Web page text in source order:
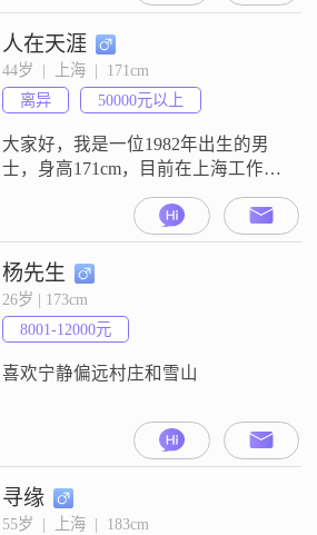
徒步，也爱骑行，休息的时候会出
门走走，或者去外面旅行##3002##
平时也会自己动手做菜烹饪，比较
注重健康养生##3002##生活中我性
格乐观积极，随和易相处，待人真
诚可靠
人在天涯
44岁  |  上海  |  171cm
离异
50000元以上
大家好，我是一位1982年出生的男
士，身高171cm，目前在上海工作。
我的月收入在50000元以上，能够保
证稳定的生活。虽然我的学历是高
中及以下，但我一直保持着学习的
热情，不断提升自己。我性格幽默
风趣，善于与人沟通，总能在轻松
愉快的氛围中拉近与他人的距离。
同时，我也非常理性冷静，在处理
问题时能够客观分析，做出明智的
杨先生
26岁 | 173cm
8001-12000元
喜欢宁静偏远村庄和雪山
寻缘
55岁  |  上海  |  183cm